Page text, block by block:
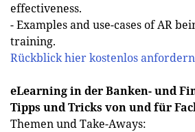
effectiveness.
- Examples and use-cases of AR
training.
Rückblick hier kostenlos
eLearning in der Banken- und
Tipps und Tricks von und für
Themen und Take-Aways: